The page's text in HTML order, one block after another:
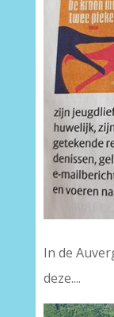
In de
deze....